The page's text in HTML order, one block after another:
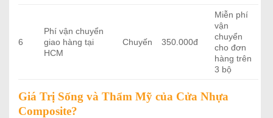
6
Phí vận chuyển
giao hàng tại
HCM
Chuyến 350.000đ
Miễn phí
vận
chuyển
cho đơn
hàng trên
3 bộ
Giá Trị Sống và Thẩm Mỹ của Cửa Nhựa
Composite?